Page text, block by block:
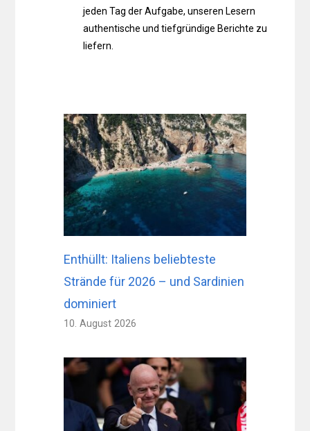
jeden Tag der Aufgabe, unseren Lesern
authentische und tiefgründige Berichte zu
liefern.
Enthüllt: Italiens beliebteste
Strände für 2026 – und Sardinien
dominiert
10. August 2026